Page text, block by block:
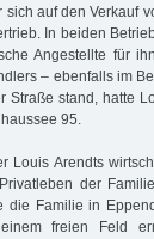
sich auf den Verkauf
In beiden
Angestellte für
– ebenfalls im
Straße stand, hatte
95.
Louis Arendts
der
die Familie in
freien Feld